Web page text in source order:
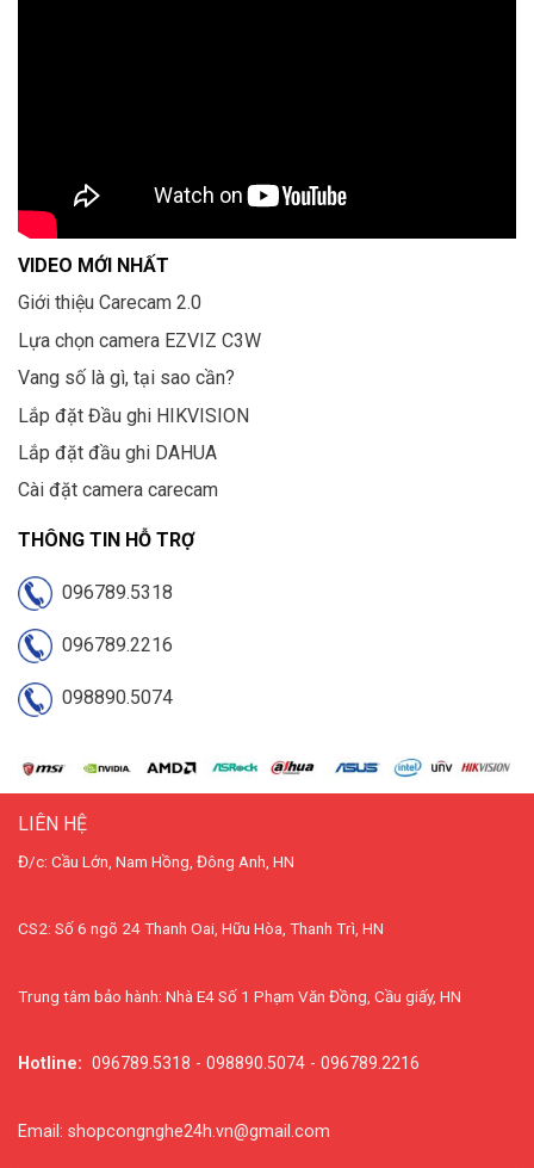
VIDEO MỚI NHẤT
Giới thiệu Carecam 2.0
Lựa chọn camera EZVIZ C3W
Vang số là gì, tại sao cần?
Lắp đặt Đầu ghi HIKVISION
Lắp đặt đầu ghi DAHUA
Cài đặt camera carecam
THÔNG TIN HỖ TRỢ
096789.5318
096789.2216
098890.5074
LIÊN HỆ
Đ/c: Cầu Lớn, Nam Hồng, Đông Anh, HN
CS2: Số 6 ngõ 24 Thanh Oai, Hữu Hòa, Thanh Trì, HN
Trung tâm bảo hành: Nhà E4 Số 1 Phạm Văn Đồng, Cầu giấy, HN
Hotline: 096789.5318 - 098890.5074 - 096789.2216
Email: shopcongnghe24h.vn@gmail.com